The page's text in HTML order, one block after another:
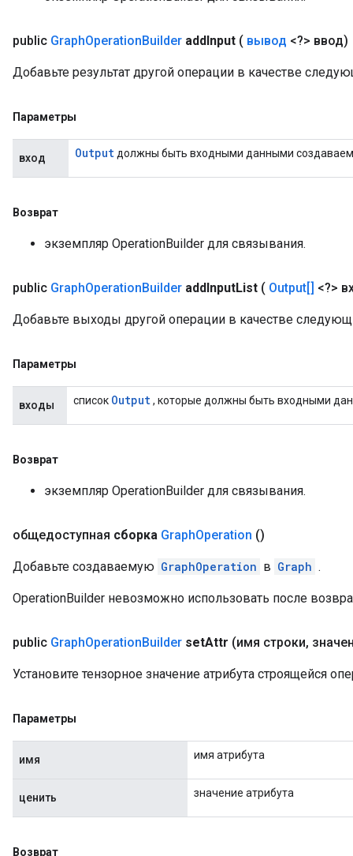
public GraphOperationBuilder addInput ( вывод <?> ввод)
Добавьте результат другой операции в качестве
Параметры
вход Output должны быть входными данными
Возврат
экземпляр OperationBuilder для связывания.
public GraphOperationBuilder addInputList ( Output[] <?>
Добавьте выходы другой операции в качестве
Параметры
входы список Output, которые должны быть входными
Возврат
экземпляр OperationBuilder для связывания.
общедоступная сборка GraphOperation ()
Добавьте создаваемую GraphOperation в Graph .
OperationBuilder невозможно использовать после
public GraphOperationBuilder setAttr (имя строки,
Установите тензорное значение атрибута строящейся
Параметры
имя имя атрибута
ценить значение атрибута
Возврат